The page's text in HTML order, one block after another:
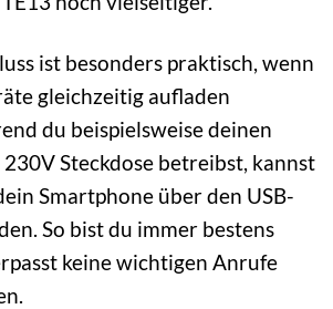
ist besonders praktisch, wenn
gleichzeitig aufladen
du beispielsweise deinen
Steckdose betreibst, kannst
Smartphone über den USB-
So bist du immer bestens
keine wichtigen Anrufe